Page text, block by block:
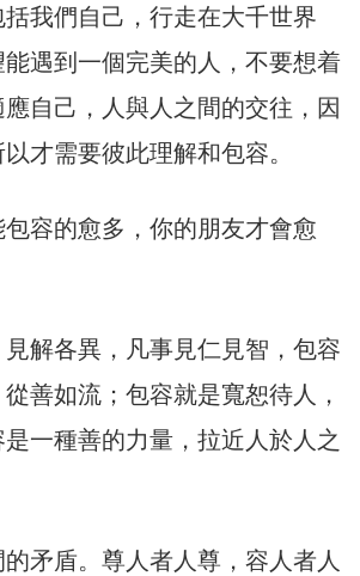
我們自己，行走在大千世界
遇到一個完美的人，不要想着
自己，人與人之間的交往，因
才需要彼此理解和包容。
容的愈多，你的朋友才會愈
解各異，凡事見仁見智，包容
善如流；包容就是寬恕待人，
一種善的力量，拉近人於人之
矛盾。尊人者人尊，容人者人